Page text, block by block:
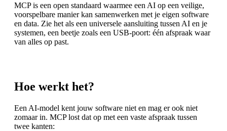
MCP is een open standaard waarmee een AI op een veilige,
voorspelbare manier kan samenwerken met je eigen software
en data. Zie het als een universele aansluiting tussen AI en je
systemen, een beetje zoals een USB-poort: één afspraak waar
van alles op past.
Hoe werkt het?
Een AI-model kent jouw software niet en mag er ook niet
zomaar in. MCP lost dat op met een vaste afspraak tussen
twee kanten: